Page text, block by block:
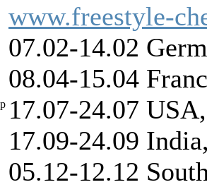
www.freestyle-
07.02-14.02
08.04-15.04
17.07-24.07
17.09-24.09
05.12-12.12